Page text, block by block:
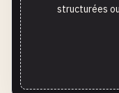
structurées